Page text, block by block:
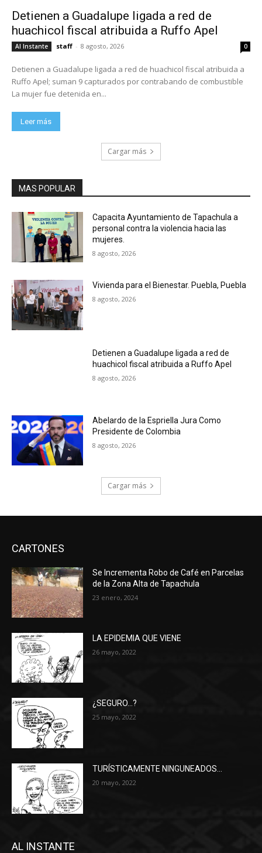
Detienen a Guadalupe ligada a red de
huachicol fiscal atribuida a Ruffo Apel
Al Instante staff - 8 agosto, 2026 0
Detienen a Guadalupe ligada a red de huachicol fiscal atribuida a
Ruffo Apel; suman 9 capturados por contrabando de combustible
La mujer fue detenida en...
Leer más
Cargar más
MAS POPULAR
Capacita Ayuntamiento de Tapachula a
personal contra la violencia hacia las
mujeres.
8 agosto, 2026
Vivienda para el Bienestar. Puebla, Puebla
8 agosto, 2026
Detienen a Guadalupe ligada a red de
huachicol fiscal atribuida a Ruffo Apel
8 agosto, 2026
Abelardo de la Espriella Jura Como
Presidente de Colombia
8 agosto, 2026
Cargar más
CARTONES
Se Incrementa Robo de Café en Parcelas
de la Zona Alta de Tapachula
23 enero, 2024
LA EPIDEMIA QUE VIENE
26 mayo, 2022
¿SEGURO…?
25 mayo, 2022
TURÍSTICAMENTE NINGUNEADOS…
20 mayo, 2022
AL INSTANTE